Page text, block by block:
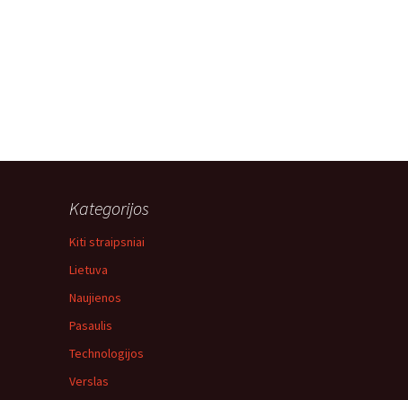
Kategorijos
Kiti straipsniai
Lietuva
Naujienos
Pasaulis
Technologijos
Verslas